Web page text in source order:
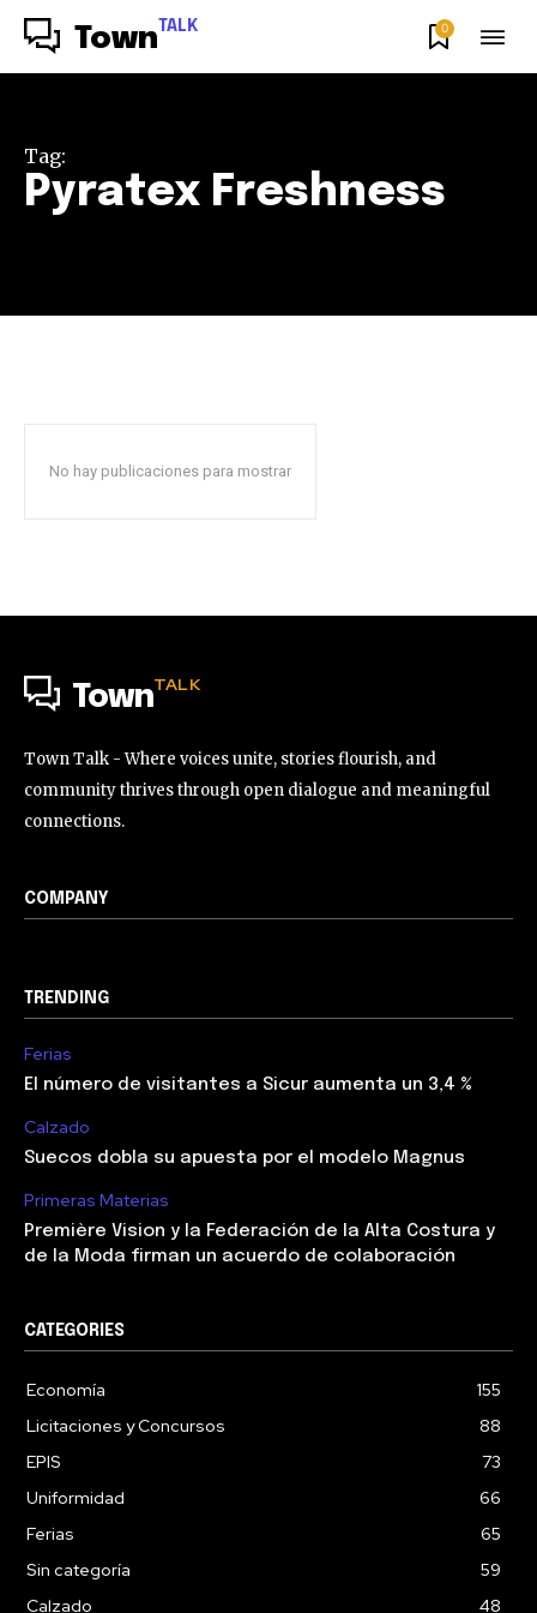
Town TALK 0
Tag:
Pyratex Freshness
No hay publicaciones para mostrar
TownTALK
Town Talk - Where voices unite, stories flourish, and
community thrives through open dialogue and meaningful
connections.
COMPANY
TRENDING
Ferias
El número de visitantes a Sicur aumenta un 3,4 %
Calzado
Suecos dobla su apuesta por el modelo Magnus
Primeras Materias
Première Vision y la Federación de la Alta Costura y
de la Moda firman un acuerdo de colaboración
CATEGORIES
Economía
155
Licitaciones y Concursos
88
EPIS
73
Uniformidad
66
Ferias
65
Sin categoría
59
Calzado
48